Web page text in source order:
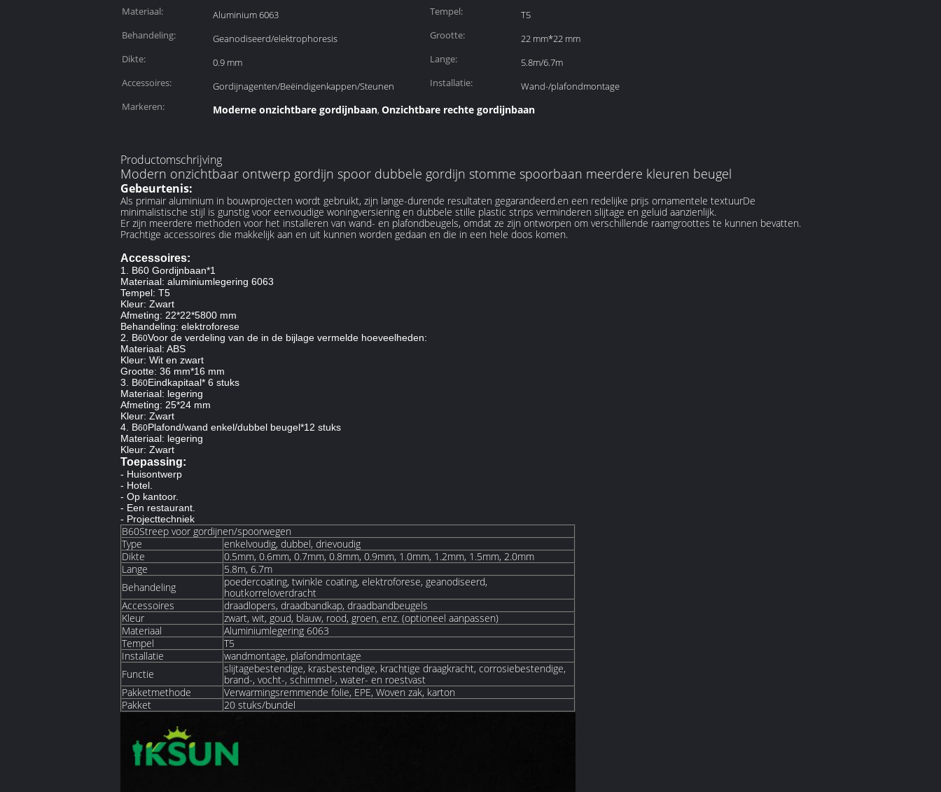
Materiaal:
Aluminium 6063 Tempel:
T5
Behandeling:
Geanodiseerd/elektrophoresis Grootte:
22 mm*22 mm
Dikte:
0.9 mm Lange:
5.8m/6.7m
Accessoires:
Gordijnagenten/Beëindigenkappen/Steunen Installatie:
Wand-/plafondmontage
Markeren:
Moderne onzichtbare gordijnbaan, Onzichtbare rechte gordijnbaan
Productomschrijving
Modern onzichtbaar ontwerp gordijn spoor dubbele gordijn stomme spoorbaan meerdere kleuren beugel
Gebeurtenis:
Als primair aluminium in bouwprojecten wordt gebruikt, zijn lange-durende resultaten gegarandeerd.en een redelijke prijs ornamentele textuurDe
minimalistische stijl is gunstig voor eenvoudige woningversiering en dubbele stille plastic strips verminderen slijtage en geluid aanzienlijk.
Er zijn meerdere methoden voor het installeren van wand- en plafondbeugels, omdat ze zijn ontworpen om verschillende raamgroottes te kunnen bevatten.
Prachtige accessoires die makkelijk aan en uit kunnen worden gedaan en die in een hele doos komen.
Accessoires:
1. B60 Gordijnbaan*1
Materiaal: aluminiumlegering 6063
Tempel: T5
Kleur: Zwart
Afmeting: 22*22*5800 mm
Behandeling: elektroforese
2. B60Voor de verdeling van de in de bijlage vermelde hoeveelheden:
Materiaal: ABS
Kleur: Wit en zwart
Grootte: 36 mm*16 mm
3. B60Eindkapitaal* 6 stuks
Materiaal: legering
Afmeting: 25*24 mm
Kleur: Zwart
4. B60Plafond/wand enkel/dubbel beugel*12 stuks
Materiaal: legering
Kleur: Zwart
Toepassing:
- Huisontwerp
- Hotel.
- Op kantoor.
- Een restaurant.
- Projecttechniek
B60Streep voor gordijnen/spoorwegen
Type
enkelvoudig, dubbel, drievoudig
Dikte
0.5mm, 0.6mm, 0.7mm, 0.8mm, 0.9mm, 1.0mm, 1.2mm, 1.5mm, 2.0mm
Lange
5.8m, 6.7m
Behandeling
poedercoating, twinkle coating, elektroforese, geanodiseerd,
houtkorreloverdracht
Accessoires
draadlopers, draadbandkap, draadbandbeugels
Kleur
zwart, wit, goud, blauw, rood, groen, enz. (optioneel aanpassen)
Materiaal
Aluminiumlegering 6063
Tempel
T5
Installatie
wandmontage, plafondmontage
Functie
slijtagebestendige, krasbestendige, krachtige draagkracht, corrosiebestendige,
brand-, vocht-, schimmel-, water- en roestvast
Pakketmethode
Verwarmingsremmende folie, EPE, Woven zak, karton
Pakket
20 stuks/bundel